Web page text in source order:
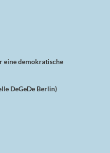
eine demokratische
DeGeDe Berlin)